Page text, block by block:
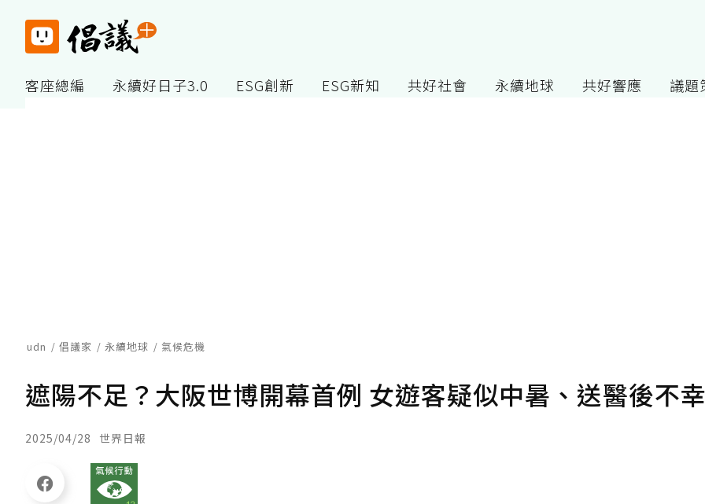
客座總編 永續好日子3.0 ESG創新 ESG新知 共好社會 永續地球 共好響應 議題
udn 倡議家 永續地球 氣候危機
遮陽不足？大阪世博開幕首例 女遊客疑似中暑、送醫後不
2025/04/28 世界日報